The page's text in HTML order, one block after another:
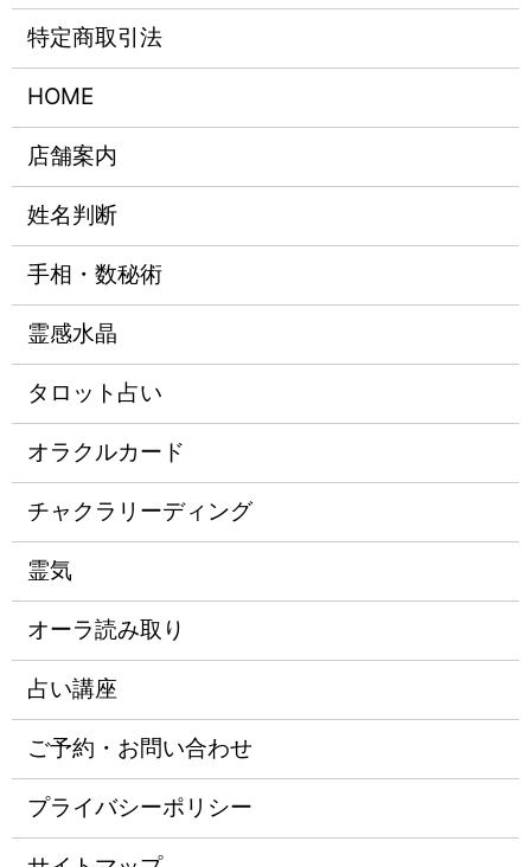
特定商取引法
HOME
店舗案内
姓名判断
手相・数秘術
霊感水晶
タロット占い
オラクルカード
チャクラリーディング
霊気
オーラ読み取り
占い講座
ご予約・お問い合わせ
プライバシーポリシー